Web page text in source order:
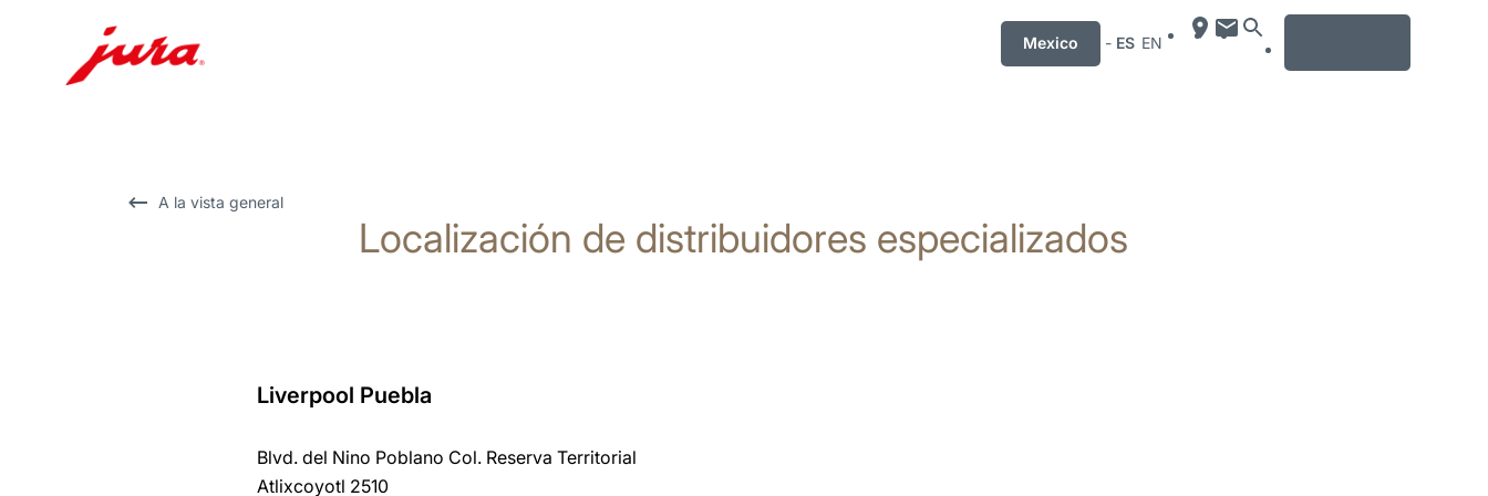
Mexico - ES EN
A la vista general
Localización de distribuidores especializados
Liverpool Puebla
Blvd. del Nino Poblano Col. Reserva Territorial
Atlixcoyotl 2510